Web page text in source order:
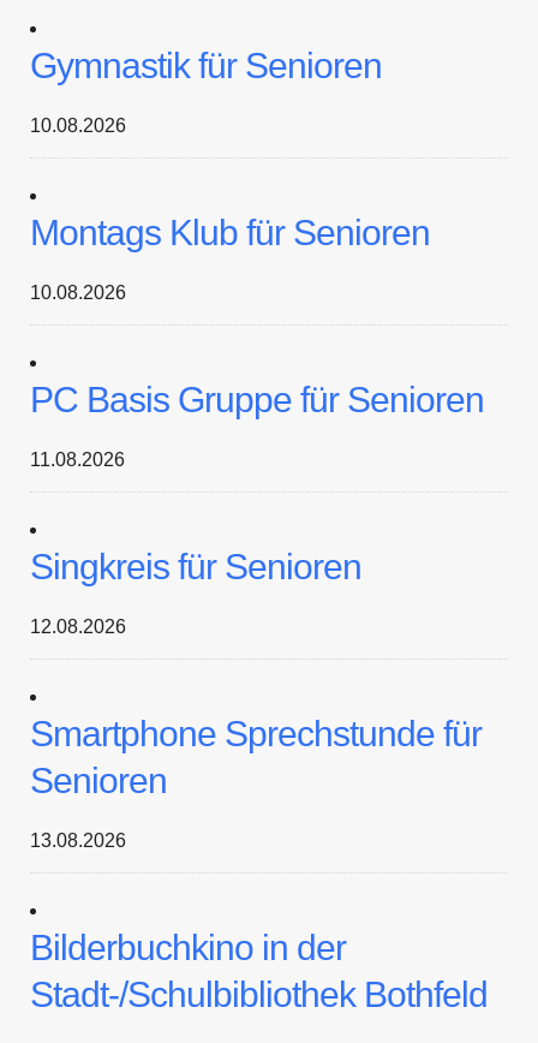
Gymnastik für Senioren
10.08.2026
Montags Klub für Senioren
10.08.2026
PC Basis Gruppe für Senioren
11.08.2026
Singkreis für Senioren
12.08.2026
Smartphone Sprechstunde für
Senioren
13.08.2026
Bilderbuchkino in der
Stadt-/Schulbibliothek Bothfeld